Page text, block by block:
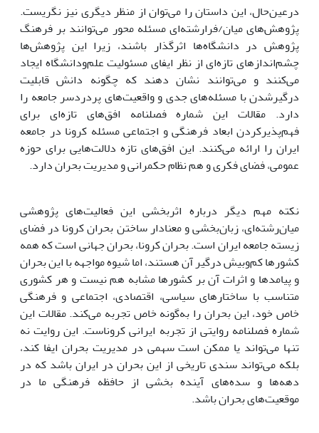
در‌عین‌حال، این داستان را می‌توان از منظر دیگری نیز نگریست.
پژوهش‌های میان/فرارشته‌ای مسئله محور می‌توانند بر فرهنگ
پژوهش در دانشگاه‌ها اثرگذار باشند، زیرا این پژوهش‌ها
چشم‌اندازهای تازه‌ای از نظر ایفای مسئولیت علم‌و‌دانشگاه ایجاد
می‌کنند و می‌توانند نشان دهند که چگونه دانش قابلیت
درگیر‌شدن با مسئله‌های جدی و واقعیت‌های پردردسر جامعه را
دارد. مقالات این شماره فصلنامه افق‌های تازه‌ای برای
فهم‌پذیر‌کردن ابعاد فرهنگی و اجتماعی مسئله کرونا در جامعه
ایران را ارائه می‌کنند. این افق‌های تازه دلالت‌هایی برای حوزه
عمومی، فضای فکری و هم نظام حکمرانی و مدیریت بحران دارد.
نکته مهم دیگر درباره اثربخشی این فعالیت‌های پژوهشی
میان‌رشته‌ای، زبان‌بخشی و معنادار ساختن بحران کرونا در فضای
زیسته جامعه ایران است. بحران کرونا، بحران جهانی است که همه
کشورها کم‌و‌بیش درگیر آن هستند، اما شیوه مواجهه با این بحران
و پیامدها و اثرات آن بر کشورها مشابه هم نیست و هر کشوری
متناسب با ساختارهای سیاسی، اقتصادی، اجتماعی و فرهنگی
خاص خود، این بحران را به‌گونه خاص تجربه می‌کند. مقالات این
شماره فصلنامه روایتی از تجربه ایرانی کروناست. این روایت نه
تنها می‌تواند یا ممکن است سهمی در مدیریت بحران ایفا کند،
بلکه می‌تواند سندی تاریخی از این بحران در ایران باشد که در
دهه‌ها و سده‌های آینده بخشی از حافظه فرهنگی ما در
موقعیت‌های بحران باشد.